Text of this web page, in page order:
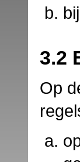
3.2
Op